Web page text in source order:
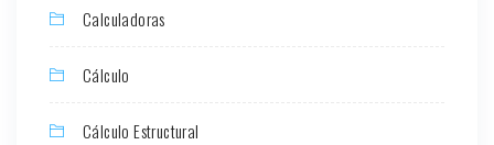
Calculadoras
Cálculo
Cálculo Estructural